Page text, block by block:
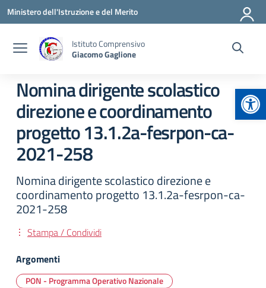
Vai ai contenuti
Vai al menu di navigazione
Vai al footer
Ministero dell'Istruzione e del Merito
Istituto Comprensivo
Giacomo Gaglione
Nomina dirigente scolastico
direzione e coordinamento
progetto 13.1.2a-fesrpon-ca-
2021-258
Nomina dirigente scolastico direzione e
coordinamento progetto 13.1.2a-fesrpon-ca-
2021-258
Stampa / Condividi
Argomenti
PON - Programma Operativo Nazionale